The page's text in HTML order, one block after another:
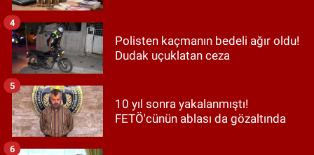
Polisten kaçmanın bedeli ağır oldu!
Dudak uçuklatan ceza
4
10 yıl sonra yakalanmıştı!
FETÖ'cünün ablası da gözaltında
5
6